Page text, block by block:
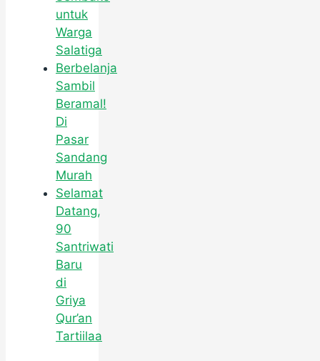
untuk
Warga
Salatiga
Berbelanja
Sambil
Beramal!
Di
Pasar
Sandang
Murah
Selamat
Datang,
90
Santriwati
Baru
di
Griya
Qur’an
Tartiilaa